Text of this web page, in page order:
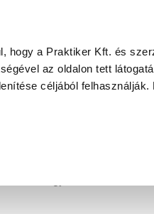
hogy a Praktiker Kft. és
az oldalon tett
céljából felhasználják.